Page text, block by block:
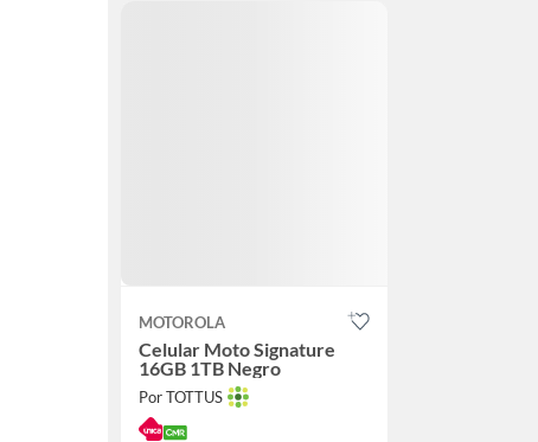
MOTOROLA
Celular Moto Signature
16GB 1TB Negro
Por TOTTUS